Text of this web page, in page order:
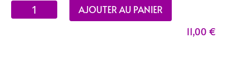
quantité
de
AJOUTER AU PANIER
11,00 €